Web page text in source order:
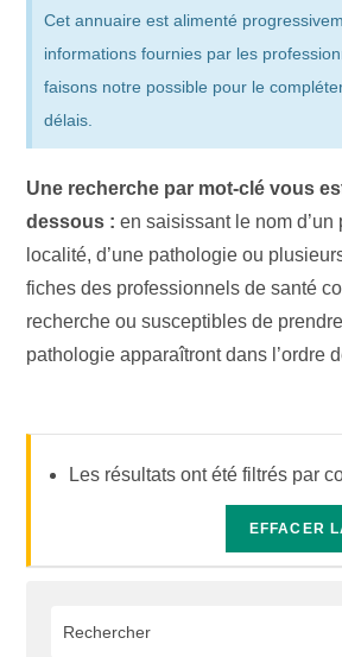
Cet annuaire est alimenté
informations fournies par les
faisons notre possible pour le
délais.
Une recherche par mot-clé vous
dessous : en saisissant le nom d’un
localité, d’une pathologie ou
fiches des professionnels de santé
recherche ou susceptibles de
pathologie apparaîtront dans l’ordre
Les résultats ont été filtrés par
EFFACER